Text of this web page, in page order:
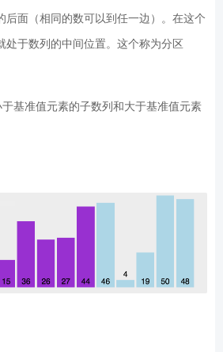
后面（相同的数可以到任一边）。在这个
处于数列的中间位置。这个称为分区
于基准值元素的子数列和大于基准值元素